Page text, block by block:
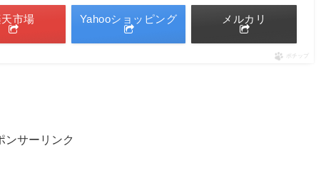
市場 Yahooショッピング メルカリ
ポチップ
ンサーリンク